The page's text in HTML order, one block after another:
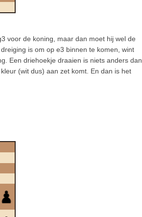
voor de koning, maar dan moet hij wel de
is om op e3 binnen te komen, wint
Een driehoekje draaien is niets anders dan
(wit dus) aan zet komt. En dan is het